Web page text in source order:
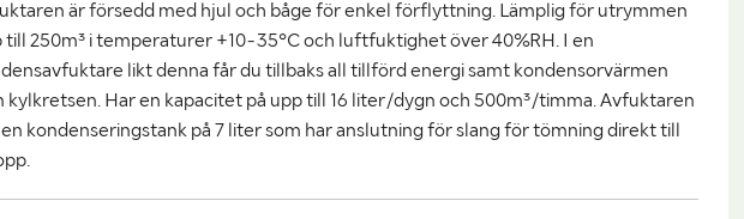
är försedd med hjul och båge för enkel förflyttning. Lämplig för utrymmen
till 250m³ i temperaturer +10-35°C och luftfuktighet över 40%RH. I en
likt denna får du tillbaks all tillförd energi samt kondensorvärmen
kylkretsen. Har en kapacitet på upp till 16 liter/dygn och 500m³/timma. Avfuktaren
kondenseringstank på 7 liter som har anslutning för slang för tömning direkt till